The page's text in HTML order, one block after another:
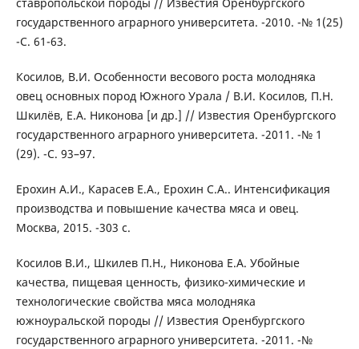
ставропольской породы // Известия Оренбургского
государственного аграрного университета. -2010. -№ 1(25)
-С. 61-63.
Косилов, В.И. Особенности весового роста молодняка
овец основных пород Южного Урала / В.И. Косилов, П.Н.
Шкилёв, Е.А. Никонова [и др.] // Известия Оренбургского
государственного аграрного университета. -2011. -№ 1
(29). -С. 93–97.
Ерохин А.И., Карасев Е.А., Ерохин С.А.. Интенсификация
производства и повышение качества мяса и овец.
Москва, 2015. -303 с.
Косилов В.И., Шкилев П.Н., Никонова Е.А. Убойные
качества, пищевая ценность, физико-химические и
технологические свойства мяса молодняка
южноуральской породы // Известия Оренбургского
государственного аграрного университета. -2011. -№